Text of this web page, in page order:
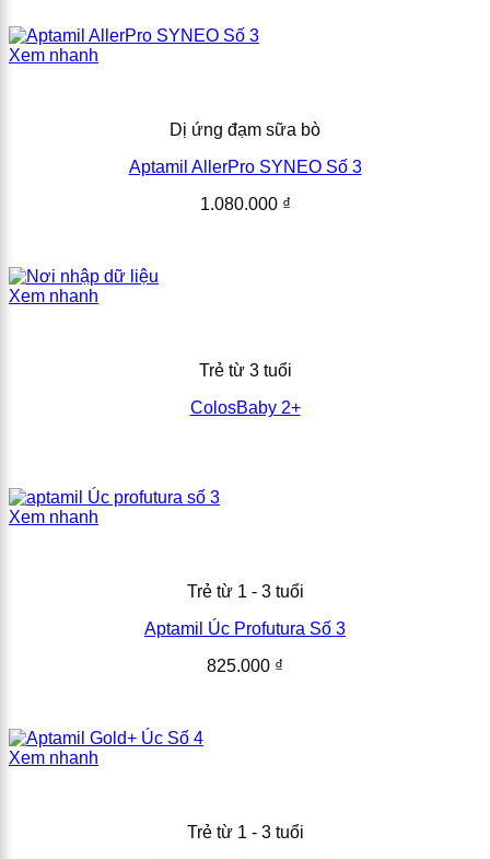
Xem nhanh
Dị ứng đạm sữa bò
Aptamil AllerPro SYNEO Số 3
1.080.000 ₫
Xem nhanh
Trẻ từ 3 tuổi
ColosBaby 2+
Xem nhanh
Trẻ từ 1 - 3 tuổi
Aptamil Úc Profutura Số 3
825.000 ₫
Xem nhanh
Trẻ từ 1 - 3 tuổi